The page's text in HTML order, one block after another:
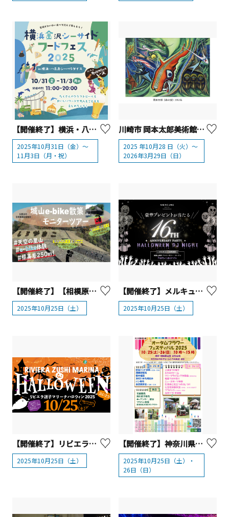
【開催終了】横浜・八景島シーパラダイス「横浜金沢シーサイドフードフェス2025」
2025年10月31日（金）～
11月3日（月・祝）
川崎市 岡本太郎美術館 常設展「岡本太郎 生きることは遊ぶこと」
2025 年10月28 日（火）～
2026年3月29日（日）
【開催終了】【相模原市】 城山e-bike体験ツアー
2025年10月25日（土）
【開催終了】メルキュール横須賀 10/25(土)一夜限り！横須賀最大級のハロウィンDJナイト
2025年10月25日（土）
【開催終了】リビエラ逗子マリーナ ハロウィン2025
2025年10月25日（土）
【開催終了】神奈川県立相模原公園「オータムフラワーフェスティバル2025」
2025年10月25日（土）・
26日（日）